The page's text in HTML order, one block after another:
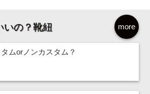
more
いの？靴紐
ムorノンカスタム？